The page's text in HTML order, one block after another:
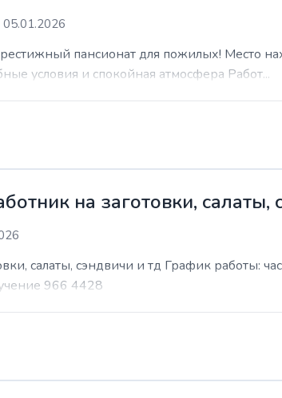
пансионат для пожилых! Место
условия и спокойная атмосфера Работ...
на заготовки, салаты,
салаты, сэндвичи и тд График работы:
966 4428